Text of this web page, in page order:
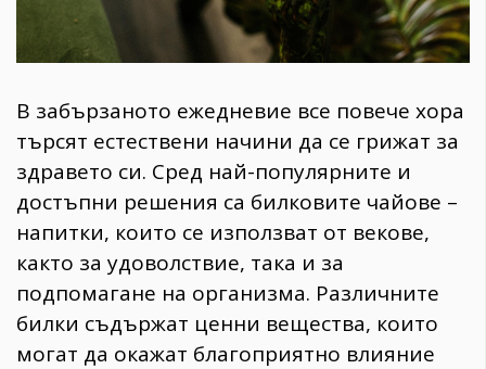
В забързаното ежедневие все повече хора
търсят естествени начини да се грижат за
здравето си. Сред най-популярните и
достъпни решения са билковите чайове –
напитки, които се използват от векове,
както за удоволствие, така и за
подпомагане на организма. Различните
билки съдържат ценни вещества, които
могат да окажат благоприятно влияние